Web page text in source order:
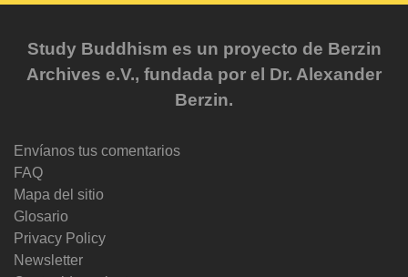
Study Buddhism es un proyecto de Berzin
Archives e.V., fundada por el Dr. Alexander
Berzin.
Envíanos tus comentarios
FAQ
Mapa del sitio
Glosario
Privacy Policy
Newsletter